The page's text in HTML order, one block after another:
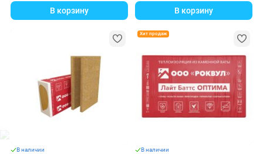
В корзину В корзину
В наличии
Хит продаж
В наличии